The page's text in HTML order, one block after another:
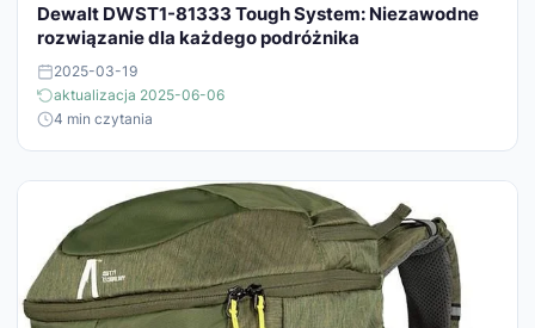
Dewalt DWST1-81333 Tough System: Niezawodne
rozwiązanie dla każdego podróżnika
2025-03-19
aktualizacja 2025-06-06
4 min czytania